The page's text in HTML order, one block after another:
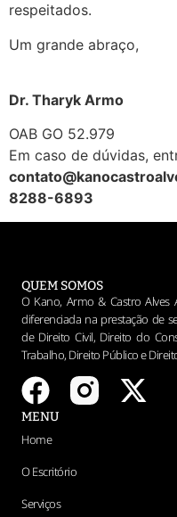
respeitados.
Um grande abraço,
Dr. Tharyk Armo
OAB GO 52.979
Em caso de dúvidas,
8288-6893
QUEM SOMOS
O Kano, Armo & Castro Alves
diferenciada na prestação de
de Direito Civil, Direito do
Trabalho, Direito Público e
MENU
Home
O Escritório
Serviços